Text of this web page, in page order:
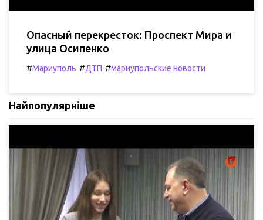
Опасный перекресток: Проспект Мира и
улица Осипенко
#Мариуполь #ДТП #мариупольские новости
Найпопулярніше